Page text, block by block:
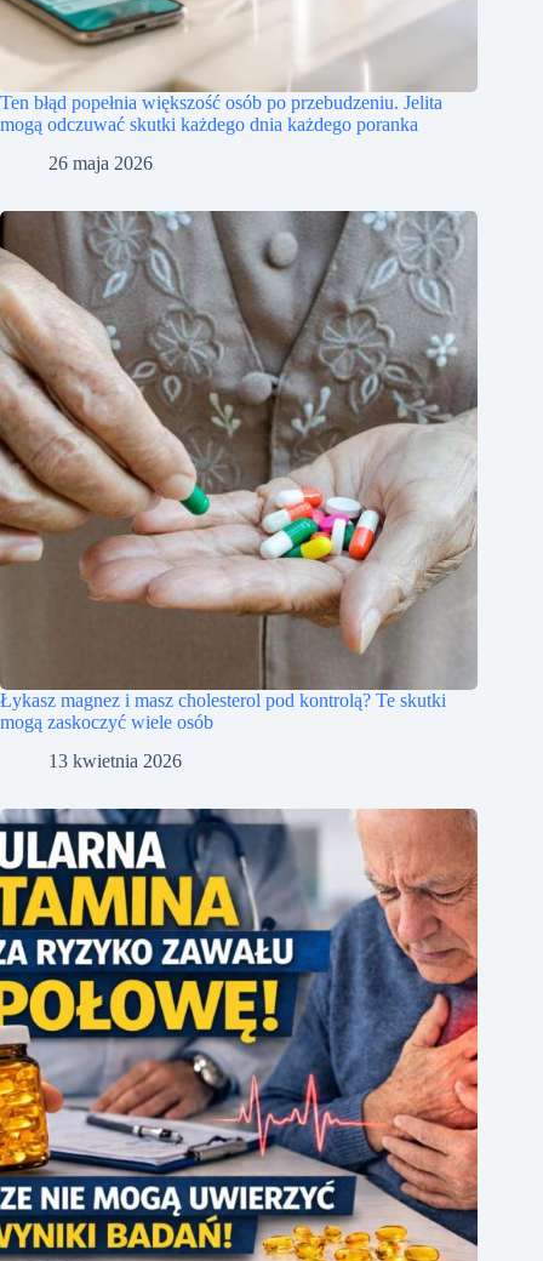
Ten błąd popełnia większość osób po przebudzeniu. Jelita
mogą odczuwać skutki każdego dnia każdego poranka
26 maja 2026
Łykasz magnez i masz cholesterol pod kontrolą? Te skutki
mogą zaskoczyć wiele osób
13 kwietnia 2026